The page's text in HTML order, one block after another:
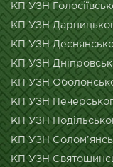
КП УЗН
КП УЗН
КП УЗН
КП УЗН
КП УЗН
КП УЗН
КП УЗН
КП УЗН
КП УЗН